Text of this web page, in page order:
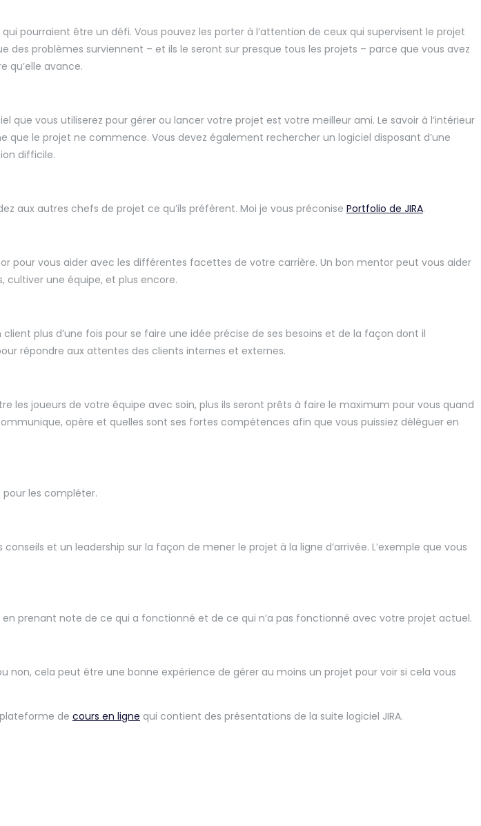
pourraient être un défi. Vous pouvez les porter à l’attention de ceux qui supervisent le projet
problèmes surviennent – et ils le seront sur presque tous les projets – parce que vous avez
qu’elle avance.
que vous utiliserez pour gérer ou lancer votre projet est votre meilleur ami. Le savoir à l’intérieur
le projet ne commence. Vous devez également rechercher un logiciel disposant d’une
difficile.
aux autres chefs de projet ce qu’ils préfèrent. Moi je vous préconise Portfolio de JIRA.
pour vous aider avec les différentes facettes de votre carrière. Un bon mentor peut vous aider
cultiver une équipe, et plus encore.
plus d’une fois pour se faire une idée précise de ses besoins et de la façon dont il
répondre aux attentes des clients internes et externes.
les joueurs de votre équipe avec soin, plus ils seront prêts à faire le maximum pour vous quand
opère et quelles sont ses fortes compétences afin que vous puissiez déléguer en
les compléter.
et un leadership sur la façon de mener le projet à la ligne d’arrivée. L’exemple que vous
prenant note de ce qui a fonctionné et de ce qui n’a pas fonctionné avec votre projet actuel.
non, cela peut être une bonne expérience de gérer au moins un projet pour voir si cela vous
de cours en ligne qui contient des présentations de la suite logiciel JIRA.